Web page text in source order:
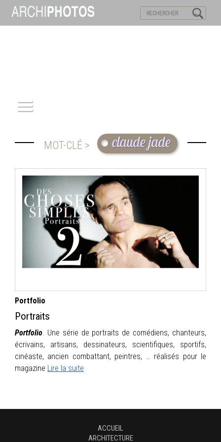
PATRIMOINE
REPORTAGE
CONTACT
MOT-CLÉ > claude jade
Portfolio
Portraits
Portfolio . Une série de portraits de comédiens, chanteurs,
écrivains, artisans, dessinateurs, scientifiques, sportifs,
cinéaste, ancien combattant, peintres, … réalisés pour le
magazine Lire la suite
ACCUEIL
ARCHITECTURE